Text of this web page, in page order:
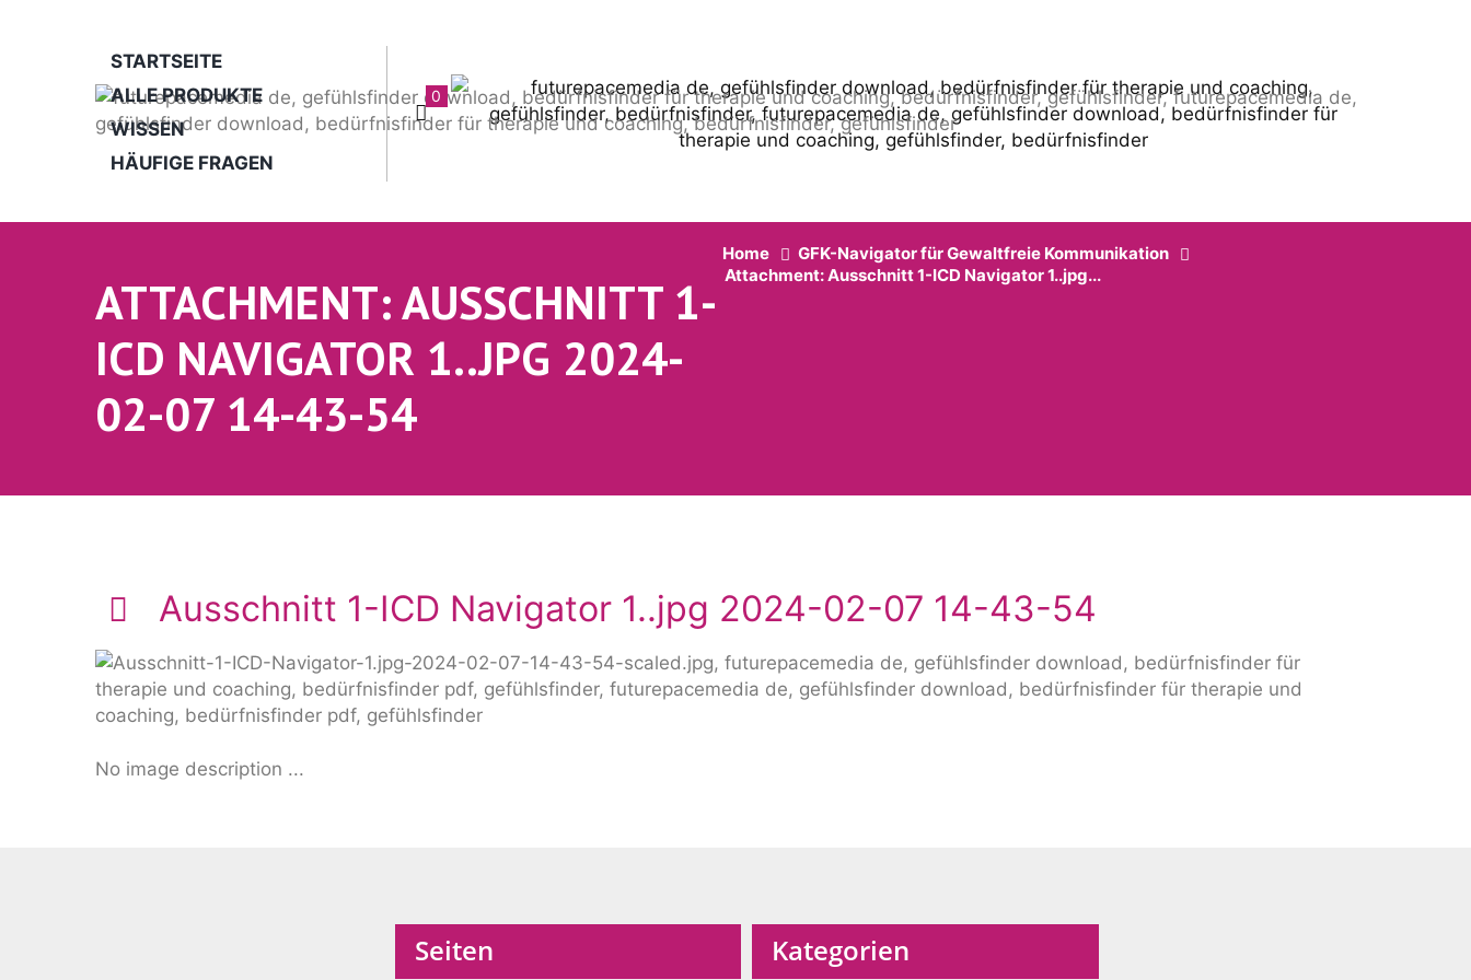
STARTSEITE
ALLE PRODUKTE
WISSEN
HÄUFIGE FRAGEN
0
ATTACHMENT: AUSSCHNITT 1-
ICD NAVIGATOR 1..JPG 2024-
02-07 14-43-54
Home
GFK-Navigator für Gewaltfreie Kommunikation
Attachment: Ausschnitt 1-ICD Navigator 1..jpg...
Ausschnitt 1-ICD Navigator 1..jpg 2024-02-07 14-43-54
No image description ...
Seiten Kategorien